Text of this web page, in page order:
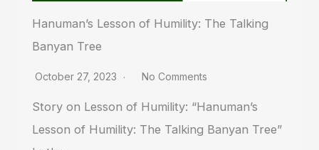
Hanuman’s Lesson of Humility: The Talking
Banyan Tree
October 27, 2023 No Comments
Story on Lesson of Humility: “Hanuman’s
Lesson of Humility: The Talking Banyan Tree”